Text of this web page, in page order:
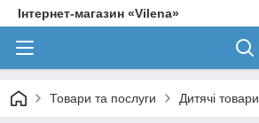
Інтернет-магазин «Vilena»
Товари та послуги Дитячі товари